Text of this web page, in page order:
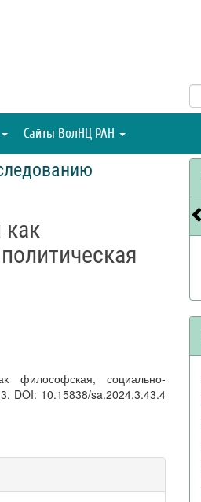
Сайты ВолНЦ РАН
как
философская, социально-
DOI: 10.15838/sa.2024.3.43.4